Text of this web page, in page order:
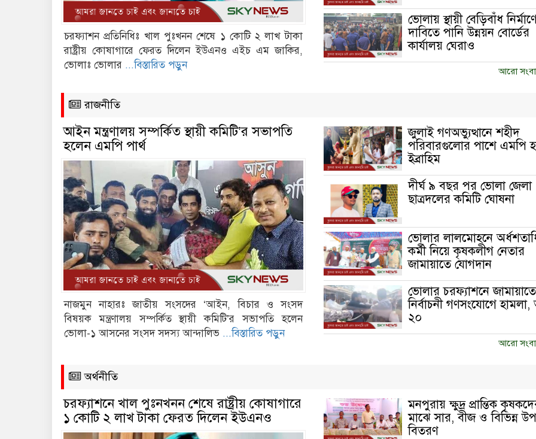
চরফ্যাশন প্রতিনিধিঃ খাল পুঃখনন শেষে ১ কোটি ২ লাখ টাকা
রাষ্ট্রীয় কোষাগারে ফেরত দিলেন ইউএনও এইচ এম জাকির,
ভোলাঃ ভোলার ...বিস্তারিত পড়ুন
ভোলায় স্থায়ী বেড়িবাঁধ
দাবিতে পানি উন্নয়ন বোর্ডের
কার্যালয় ঘেরাও
আরো
রাজনীতি
আইন মন্ত্রণালয় সম্পর্কিত স্থায়ী কমিটি’র সভাপতি
হলেন এমপি পার্থ
নাজমুন নাহারঃ জাতীয় সংসদের ‘আইন, বিচার ও সংসদ
বিষয়ক মন্ত্রণালয় সম্পর্কিত স্থায়ী কমিটি’র সভাপতি হলেন
ভোলা-১ আসনের সংসদ সদস্য আন্দালিভ ...বিস্তারিত পড়ুন
জুলাই গণঅভ্যুত্থানে শহীদ
পরিবারগুলোর পাশে এমপি
ইব্রাহিম
দীর্ঘ ৯ বছর পর ভোলা জেলা
ছাত্রদলের কমিটি ঘোষনা
ভোলার লালমোহনে
কর্মী নিয়ে কৃষকলীগ নেতার
জামায়াতে যোগদান
ভোলার চরফ্যাশনে
নির্বাচনী গণসংযোগে
২০
আরো
অর্থনীতি
চরফ্যাশনে খাল পুঃনখনন শেষে রাষ্ট্রীয় কোষাগারে
১ কোটি ২ লাখ টাকা ফেরত দিলেন ইউএনও
মনপুরায় ক্ষুদ্র প্রান্তিক
মাঝে সার, বীজ ও বিভিন্ন
বিতরণ